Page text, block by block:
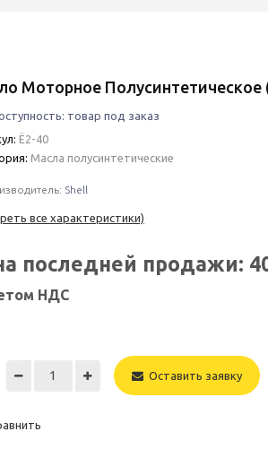
Моторное Полусинтетическое
товар под заказ
Ё2-40
Масла полусинтетические
Shell
все характеристики)
последней продажи:
НДС
Оставить заявку